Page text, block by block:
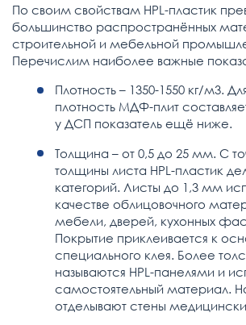
По своим свойствам HPL-пластик
большинство распространённых
строительной и мебельной
Перечислим наиболее важные
Плотность – 1350-1550 кг/м3.
плотность МДФ-плит
у ДСП показатель ещё ниже.
Толщина – от 0,5 до 25 мм. С
толщины листа HPL-пластик
категорий. Листы до 1,3 мм
качестве облицовочного
мебели, дверей, кухонных
Покрытие приклеивается к
специального клея. Более
называются HPL-панелями и
самостоятельный материал.
отделывают стены